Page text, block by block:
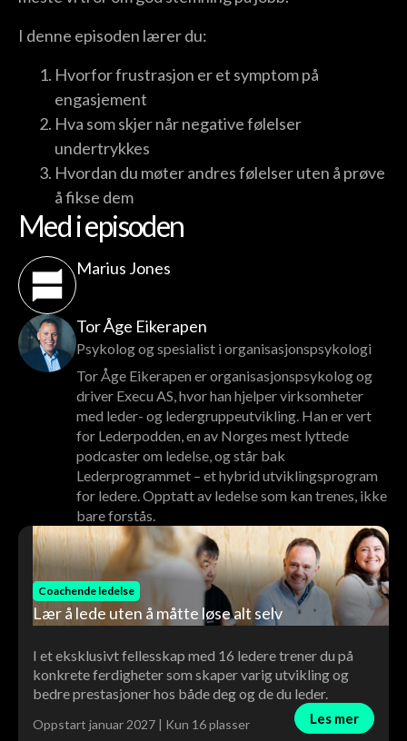
I denne episoden lærer du:
Hvorfor frustrasjon er et symptom på
engasjement
Hva som skjer når negative følelser
undertrykkes
Hvordan du møter andres følelser uten å prøve
å fikse dem
Med i episoden
Marius Jones
Tor Åge Eikerapen
Psykolog og spesialist i organisasjonspsykologi
Tor Åge Eikerapen er organisasjonspsykolog og
driver Execu AS, hvor han hjelper virksomheter
med leder- og ledergruppeutvikling. Han er vert
for Lederpodden, en av Norges mest lyttede
podcaster om ledelse, og står bak
Lederprogrammet – et hybrid utviklingsprogram
for ledere. Opptatt av ledelse som kan trenes, ikke
bare forstås.
Coachende ledelse
Lær å lede uten å måtte løse alt selv
I et eksklusivt fellesskap med 16 ledere trener du på
konkrete ferdigheter som skaper varig utvikling og
bedre prestasjoner hos både deg og de du leder.
Oppstart januar 2027 | Kun 16 plasser Les mer